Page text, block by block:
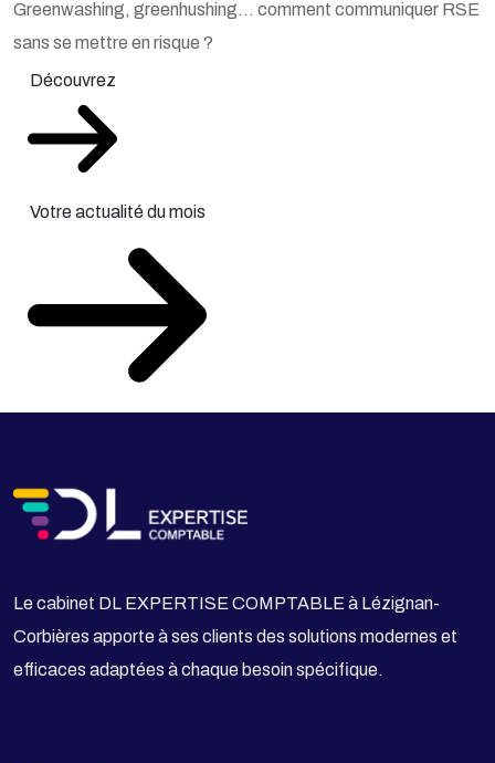
Greenwashing, greenhushing… comment communiquer RSE
sans se mettre en risque ?
Découvrez
Votre actualité du mois
Le cabinet DL EXPERTISE COMPTABLE à Lézignan-
Corbières apporte à ses clients des solutions modernes et
efficaces adaptées à chaque besoin spécifique.